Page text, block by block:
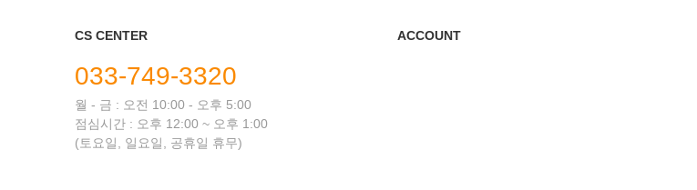
CS CENTER
033-749-3320
월 - 금 : 오전 10:00 - 오후 5:00
점심시간 : 오후 12:00 ~ 오후 1:00
(토요일, 일요일, 공휴일 휴무)
ACCOUNT